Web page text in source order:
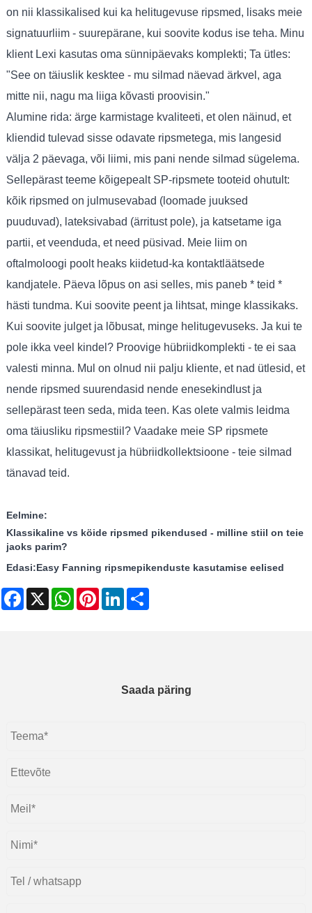
on nii klassikalised kui ka helitugevuse ripsmed, lisaks meie
signatuurliim - suurepärane, kui soovite kodus ise teha. Minu
klient Lexi kasutas oma sünnipäevaks komplekti; Ta ütles:
"See on täiuslik kesktee - mu silmad näevad ärkvel, aga
mitte nii, nagu ma liiga kõvasti proovisin."
Alumine rida: ärge karmistage kvaliteeti, et olen näinud, et
kliendid tulevad sisse odavate ripsmetega, mis langesid
välja 2 päevaga, või liimi, mis pani nende silmad sügelema.
Sellepärast teeme kõigepealt SP-ripsmete tooteid ohutult:
kõik ripsmed on julmusevabad (loomade juuksed
puuduvad), lateksivabad (ärritust pole), ja katsetame iga
partii, et veenduda, et need püsivad. Meie liim on
oftalmoloogi poolt heaks kiidetud-ka kontaktläätsede
kandjatele. Päeva lõpus on asi selles, mis paneb * teid *
hästi tundma. Kui soovite peent ja lihtsat, minge klassikaks.
Kui soovite julget ja lõbusat, minge helitugevuseks. Ja kui te
pole ikka veel kindel? Proovige hübriidkomplekti - te ei saa
valesti minna. Mul on olnud nii palju kliente, et nad ütlesid, et
nende ripsmed suurendasid nende enesekindlust ja
sellepärast teen seda, mida teen. Kas olete valmis leidma
oma täiusliku ripsmestiil? Vaadake meie SP ripsmete
klassikat, helitugevust ja hübriidkollektsioone - teie silmad
tänavad teid.
Eelmine:
Klassikaline vs köide ripsmed pikendused - milline stiil on teie
jaoks parim?
Edasi:Easy Fanning ripsmepikenduste kasutamise eelised
Facebook
X WhatsAppPinterestLinkedIn
Saada päring